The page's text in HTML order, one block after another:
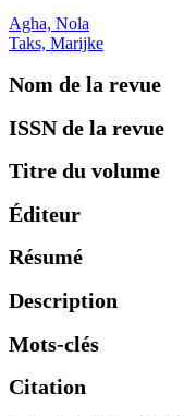
Agha, Nola
Taks, Marijke
Nom de la revue
ISSN de la revue
Titre du volume
Éditeur
Résumé
Description
Mots-clés
Citation